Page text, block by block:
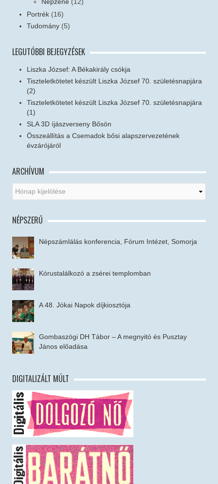
Portrék (16)
Tudomány (5)
LEGUTÓBBI BEJEGYZÉSEK
Liszka József: A Békakirály csókja
Tiszteletkötetet készült Liszka József 70. születésnapjára
(2)
Tiszteletkötetet készült Liszka József 70. születésnapjára
(1)
SLA 3D íjászverseny Bősön
Összeállítás a Csemadok bősi alapszervezetének
évzárójáról
ARCHÍVUM
NÉPSZERŰ
Népszámlálás konferencia, Fórum Intézet, Somorja
Kórustalálkozó a zsérei templomban
A 48. Jókai Napok díjkiosztója
Gombaszögi DH Tábor – A megnyitó és Pusztay
János előadása
DIGITALIZÁLT MÚLT